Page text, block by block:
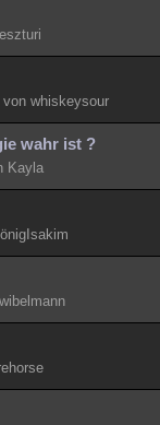
whiskeysour
wahr ist ?
Kayla